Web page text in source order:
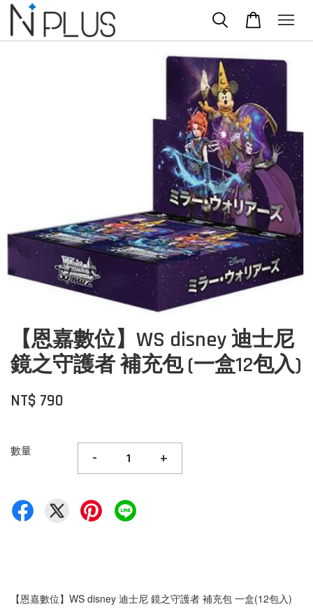
【恩嘉數位】WS disney 迪士尼
鏡之守護者 補充包 (一盒12包入)
NT$ 790
數量 - +
【恩嘉數位】WS disney 迪士尼 鏡之守護者 補充包 一盒(12包入)